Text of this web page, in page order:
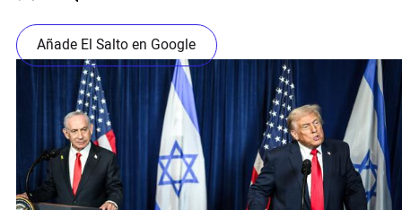
Añade El Salto en Google